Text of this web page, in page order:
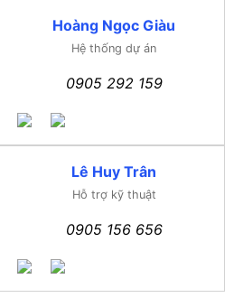
Hoàng Ngọc Giàu
Hệ thống dự án
0905 292 159
Lê Huy Trân
Hỗ trợ kỹ thuật
0905 156 656